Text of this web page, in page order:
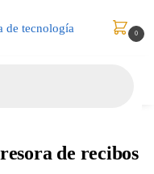
0
de recibos